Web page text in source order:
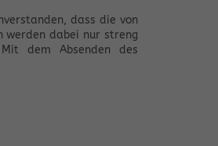
dass die von
werden dabei nur streng
dem Absenden des